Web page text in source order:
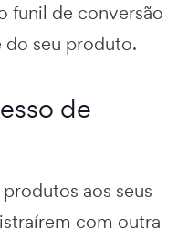
funil de conversão
do seu produto.
de
aos seus
com outra